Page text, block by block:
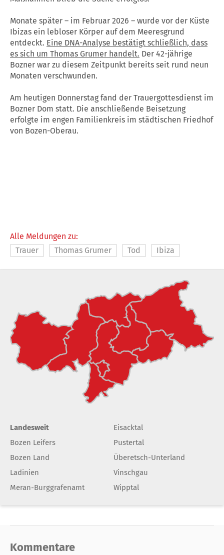
Monate später – im Februar 2026 – wurde vor der Küste
Ibizas ein lebloser Körper auf dem Meeresgrund
entdeckt. Eine DNA-Analyse bestätigt schließlich, dass
es sich um Thomas Grumer handelt. Der 42-jährige
Bozner war zu diesem Zeitpunkt bereits seit rund neun
Monaten verschwunden.
Am heutigen Donnerstag fand der Trauergottesdienst im
Bozner Dom statt. Die anschließende Beisetzung
erfolgte im engen Familienkreis im städtischen Friedhof
von Bozen-Oberau.
Alle Meldungen zu:
Trauer
Thomas Grumer Tod Ibiza
Landesweit
Bozen Leifers
Bozen Land
Ladinien
Meran-Burggrafenamt
Eisacktal
Pustertal
Überetsch-Unterland
Vinschgau
Wipptal
Kommentare